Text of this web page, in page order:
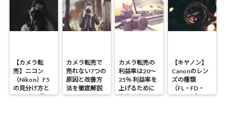
【カメラ転
売】ニコン
（Nikon）F5
の見分け方と
ファインダー
カメラ転売で
売れない7つの
原因と改善方
法を徹底解説
カメラ転売の
利益率は20～
25％ 利益率を
上げるために
やるべき4つの
【キヤノン】
Canonのレン
ズの種類
（FL・FD・
NEW FD）の